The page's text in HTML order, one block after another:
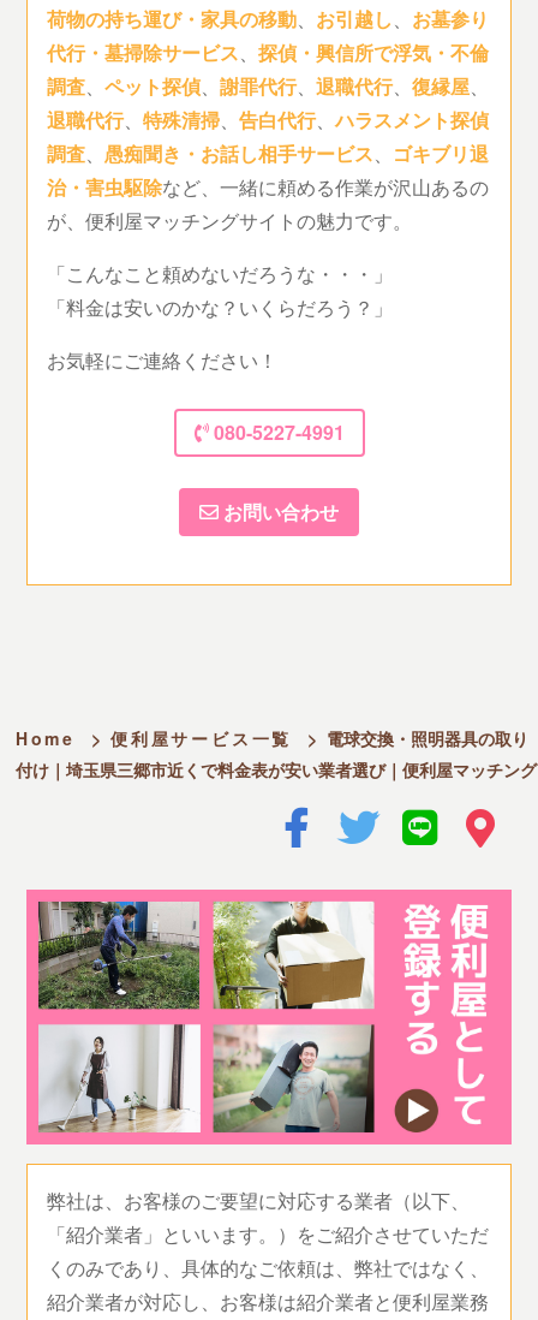
荷物の持ち運び・家具の移動、 お引越し、 お墓参り
代行・墓掃除サービス、探偵・興信所で浮気・不倫
調査、ペット探偵、謝罪代行、退職代行、復縁屋、
退職代行、特殊清掃、告白代行、ハラスメント探偵
調査、愚痴聞き・お話し相手サービス、 ゴキブリ退
治・害虫駆除など、一緒に頼める作業が沢山あるの
が、便利屋マッチングサイトの魅力です。
「こんなこと頼めないだろうな・・・」
「料金は安いのかな？いくらだろう？」
お気軽にご連絡ください！
080-5227-4991
お問い合わせ
Home > 便利屋サービス一覧 > 電球交換・照明器具の取り
付け｜埼玉県三郷市近くで料金表が安い業者選び｜便利屋マッチング
弊社は、お客様のご要望に対応する業者（以下、
「紹介業者」といいます。）をご紹介させていただ
くのみであり、具体的なご依頼は、弊社ではなく、
紹介業者が対応し、お客様は紹介業者と便利屋業務